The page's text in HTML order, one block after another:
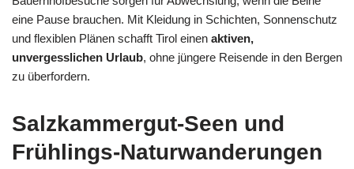
eine Pause brauchen. Mit Kleidung in Schichten, Sonnenschutz
und flexiblen Plänen schafft Tirol einen aktiven,
unvergesslichen Urlaub, ohne jüngere Reisende in den Bergen
zu überfordern.
Salzkammergut-Seen und
Frühlings-Naturwanderungen